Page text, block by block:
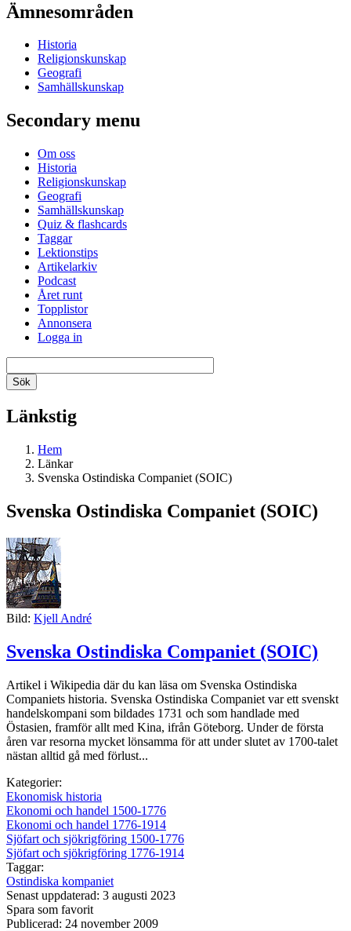
Ämnesområden
Historia
Religionskunskap
Geografi
Samhällskunskap
Secondary menu
Om oss
Historia
Religionskunskap
Geografi
Samhällskunskap
Quiz & flashcards
Taggar
Lektionstips
Artikelarkiv
Podcast
Året runt
Topplistor
Annonsera
Logga in
Länkstig
Hem
Länkar
Svenska Ostindiska Companiet (SOIC)
Svenska Ostindiska Companiet (SOIC)
Bild: Kjell André
Svenska Ostindiska Companiet (SOIC)
Artikel i Wikipedia där du kan läsa om Svenska Ostindiska
Companiets historia. Svenska Ostindiska Companiet var ett svenskt
handelskompani som bildades 1731 och som handlade med
Östasien, framför allt med Kina, ifrån Göteborg. Under de första
åren var resorna mycket lönsamma för att under slutet av 1700-talet
nästan alltid gå med förlust...
Kategorier:
Ekonomisk historia
Ekonomi och handel 1500-1776
Ekonomi och handel 1776-1914
Sjöfart och sjökrigföring 1500-1776
Sjöfart och sjökrigföring 1776-1914
Taggar:
Ostindiska kompaniet
Senast uppdaterad: 3 augusti 2023
Spara som favorit
Publicerad: 24 november 2009